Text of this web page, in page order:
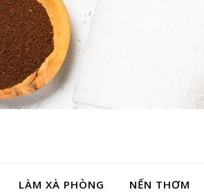
LÀM XÀ PHÒNG NẾN THƠM